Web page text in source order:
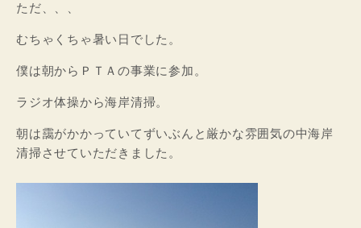
ただ、、、
むちゃくちゃ暑い日でした。
僕は朝からＰＴＡの事業に参加。
ラジオ体操から海岸清掃。
朝は靄がかかっていてずいぶんと厳かな雰囲気の中海岸
清掃させていただきました。